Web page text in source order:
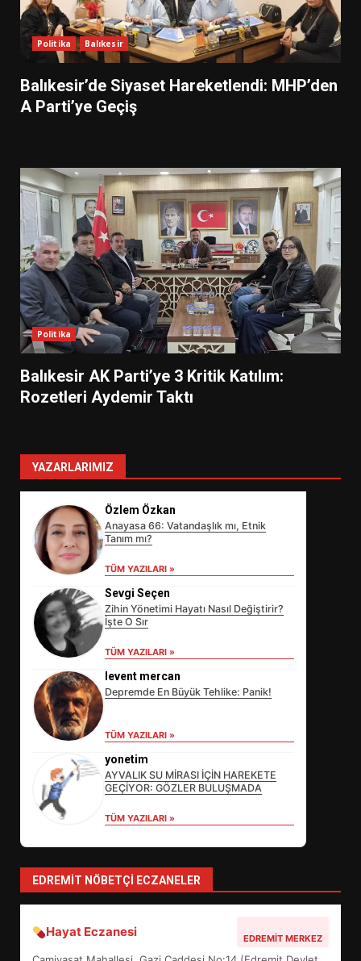
Politika Balıkesir
Balıkesir’de Siyaset Hareketlendi: MHP’den
A Parti’ye Geçiş
Politika
Balıkesir AK Parti’ye 3 Kritik Katılım:
Rozetleri Aydemir Taktı
YAZARLARIMIZ
Özlem Özkan
Anayasa 66: Vatandaşlık mı, Etnik
Tanım mı?
TÜM YAZILARI »
Sevgi Seçen
Zihin Yönetimi Hayatı Nasıl Değiştirir?
İşte O Sır
TÜM YAZILARI »
levent mercan
Depremde En Büyük Tehlike: Panik!
TÜM YAZILARI »
yonetim
AYVALIK SU MİRASI İÇİN HAREKETE
GEÇİYOR: GÖZLER BULUŞMADA
TÜM YAZILARI »
EDREMIT NÖBETÇI ECZANELER
Hayat Eczanesi EDREMIT MERKEZ
SÜRDÜRÜLEBİLİRLİKTE NE
DEĞİŞECEK?
4
BALIKESİR MÜZELERİNDE SÜRE
UZATILDI: NE DEĞİŞTİ?